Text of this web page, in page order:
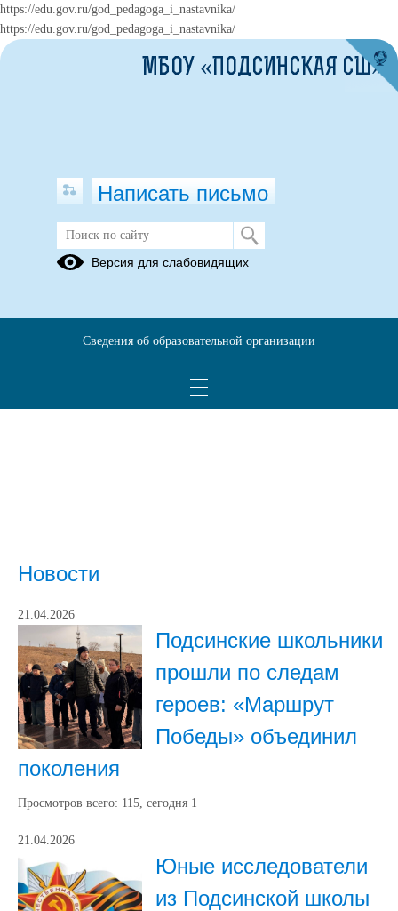
https://edu.gov.ru/god_pedagoga_i_nastavnika/
https://edu.gov.ru/god_pedagoga_i_nastavnika/
Новости
21.04.2026
Подсинские школьники
прошли по следам
героев: «Маршрут
Победы» объединил
поколения
Просмотров всего: 115, сегодня 1
21.04.2026
Юные исследователи
из Подсинской школы
МБОУ «ПОДСИНСКАЯ СШ»
Написать письмо
Версия для слабовидящих
Сведения об образовательной организации